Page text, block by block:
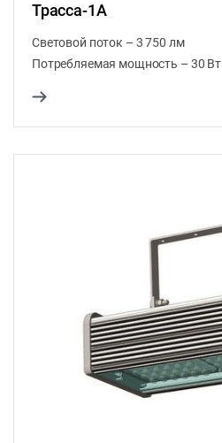
Трасса-1А
Световой поток – 3 750 лм
Потребляемая мощность – 30 Вт